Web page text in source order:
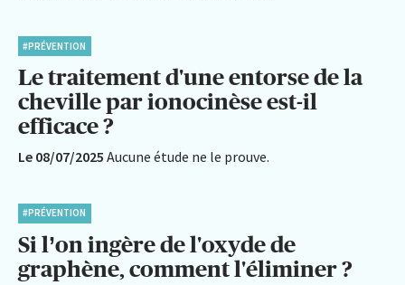
#PRÉVENTION
Le traitement d'une entorse de la
cheville par ionocinèse est-il
efficace ?
Le 08/07/2025 Aucune étude ne le prouve.
#PRÉVENTION
Si l’on ingère de l'oxyde de
graphène, comment l'éliminer ?